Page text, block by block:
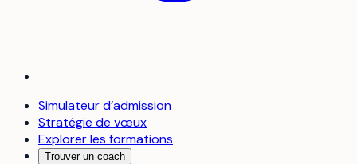
Simulateur d’admission
Stratégie de vœux
Explorer les formations
Trouver un coach